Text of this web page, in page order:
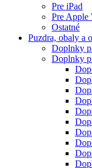
Pre iPad
Pre Apple
Ostatné
Puzdra, obaly a
Doplnky
Doplnky